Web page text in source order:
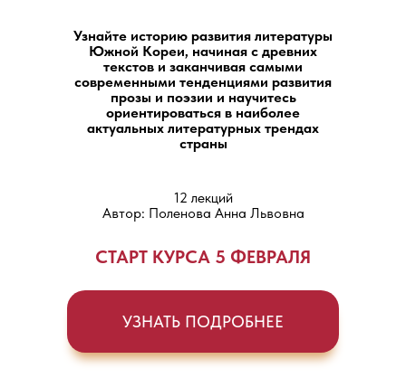
Узнайте историю развития литературы
Южной Кореи, начиная с древних
текстов и заканчивая самыми
современными тенденциями развития
прозы и поэзии и научитесь
ориентироваться в наиболее
актуальных литературных трендах
страны
УЗНАТЬ ПОДРОБНЕЕ
СТАРТ КУРСА 5 ФЕВРАЛЯ
12 лекций
Автор: Поленова Анна Львовна